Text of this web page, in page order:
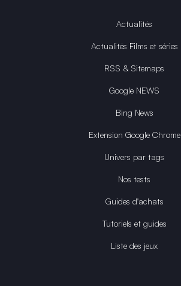
Actualités
Actualités Films et séries
RSS & Sitemaps
Google NEWS
Bing News
Extension Google Chrome
Univers par tags
Nos tests
Guides d'achats
Tutoriels et guides
Liste des jeux